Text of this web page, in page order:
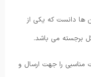
ها دانست که یکی از
مناسبی را جهت ارسال و